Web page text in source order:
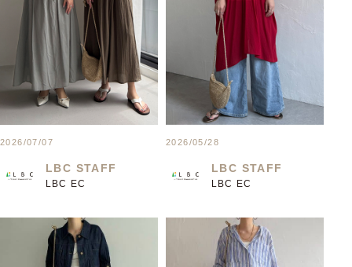
2026/07/07
LBC STAFF
LBC EC
2026/05/28
LBC STAFF
LBC EC